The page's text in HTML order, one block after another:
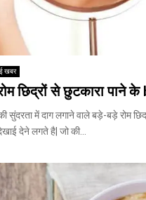
खबर
छिद्रों से छुटकारा पाने
सुंदरता में दाग लगाने वाले बड़े-बड़े रोम
देने लगते है| जो की...